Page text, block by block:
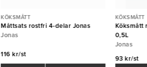
KÖKSMÅTT
Måttsats rostfri 4-delar Jonas
Jonas
116 kr/st
KÖKSMÅTT
Köksmått
0,5L
Jonas
93 kr/st